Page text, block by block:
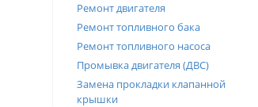
Ремонт двигателя
Ремонт топливного бака
Ремонт топливного насоса
Промывка двигателя (ДВС)
Замена прокладки клапанной
крышки